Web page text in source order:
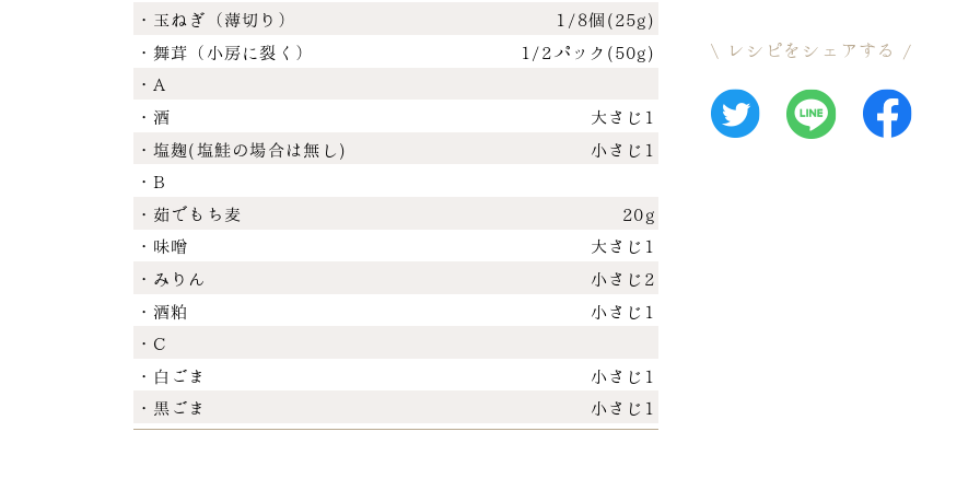
・玉ねぎ（薄切り）
1/8個(25g)
・舞茸（小房に裂く）
1/2パック(50g)
・A
・酒
大さじ1
・塩麹(塩鮭の場合は無し)
小さじ1
・B
・茹でもち麦
20g
・味噌
大さじ1
・みりん
小さじ2
・酒粕
小さじ1
・C
・白ごま
小さじ1
・黒ごま
小さじ1
レシピをシェアする